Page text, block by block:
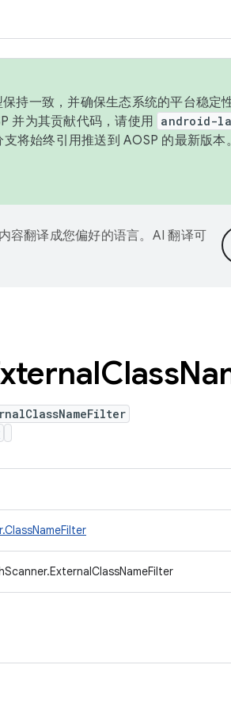
持一致，并确保生态系统的平台稳定
并为其贡献代码，请使用 android-
支将始终引用推送到 AOSP 的最新版
容翻译成您偏好的语言。AI 翻译可
Class